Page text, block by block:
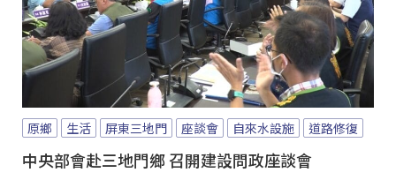
原鄉 生活 屏東三地門 座談會 自來水設施 道路修復
中央部會赴三地門鄉 召開建設問政座談會